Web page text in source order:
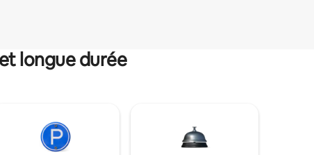
longue durée